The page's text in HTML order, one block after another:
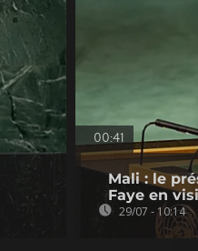
00:41
Mali : le
Faye en
29/07 - 10:14